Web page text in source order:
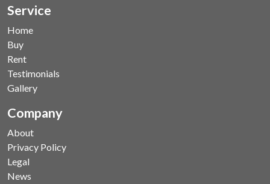
Service
Home
Buy
Rent
Testimonials
Gallery
Company
About
Privacy Policy
Legal
News